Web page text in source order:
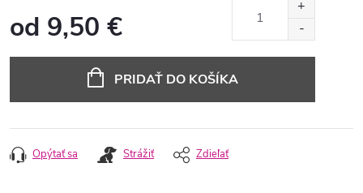
od 9,50 €
PRIDAŤ DO KOŠÍKA
Opýtať sa Strážiť Zdieľať